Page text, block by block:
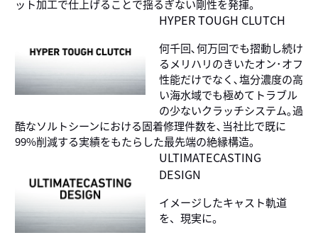
ット加工で仕上げることで揺るぎない剛性を発揮。
HYPER TOUGH CLUTCH
何千回､何万回でも摺動し続け
るメリハリのきいたオン･オフ
性能だけでなく､塩分濃度の高
い海水域でも極めてトラブル
の少ないクラッチシステム｡過
酷なソルトシーンにおける固着修理件数を､当社比で既に
99%削減する実績をもたらした最先端の絶縁構造｡
ULTIMATECASTING
DESIGN
イメージしたキャスト軌道
を、現実に。